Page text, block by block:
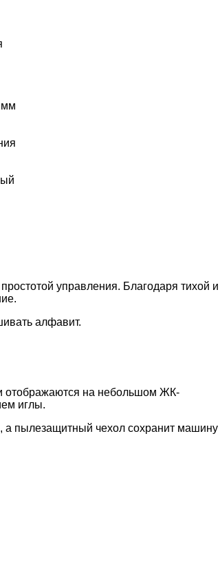
мм
управления. Благодаря тихой и
алфавит.
отображаются на небольшом ЖК-
иглы.
а пылезащитный чехол сохранит машину